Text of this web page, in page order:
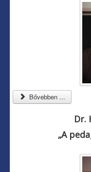
Bővebben ...
Dr.
„A